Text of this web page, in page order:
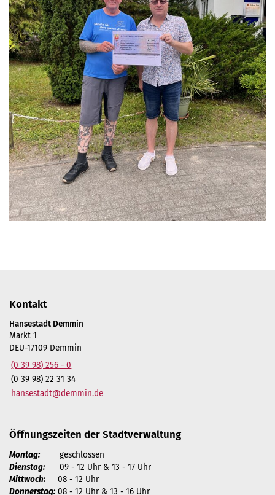
Kontakt
Hansestadt Demmin
Markt 1
DEU-17109 Demmin
(0 39 98) 256 - 0
(0 39 98) 22 31 34
hansestadt@demmin.de
Öffnungszeiten der Stadtverwaltung
Montag: geschlossen
Dienstag: 09 - 12 Uhr & 13 - 17 Uhr
Mittwoch: 08 - 12 Uhr
Donnerstag: 08 - 12 Uhr & 13 - 16 Uhr